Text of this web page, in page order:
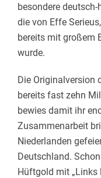
besondere
die von Effe
bereits mit großem
wurde.
Die Originalversion
bereits fast zehn
bewies damit ihr
Zusammenarbeit
Niederlanden
Deutschland.
Hüftgold mit „Links